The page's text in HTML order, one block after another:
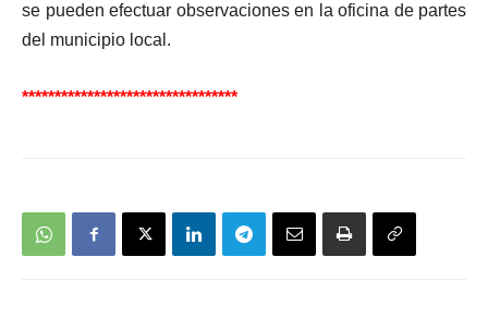
se pueden efectuar observaciones en la oficina de partes
del municipio local.
*********************************